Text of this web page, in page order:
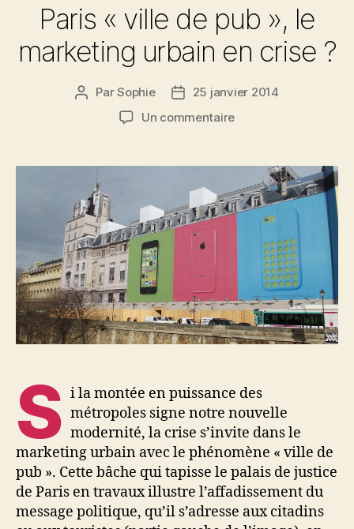
Paris « ville de pub », le
marketing urbain en crise ?
Auteur
ParSophie
Date25 janvier 2014
Un commentairesur
ville
de
pub
marketing
urbain
crise
?
S i la montée en puissance des
métropoles signe notre nouvelle
modernité, la crise s’invite dans le
marketing urbain avec le phénomène « ville de
pub ». Cette bâche qui tapisse le palais de justice
de Paris en travaux illustre l’affadissement du
message politique, qu’il s’adresse aux citadins